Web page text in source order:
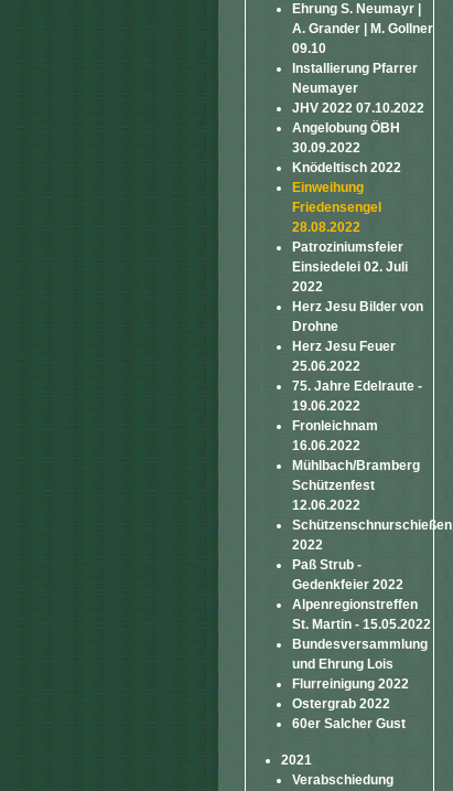
Ehrung S. Neumayr |
A. Grander | M. Gollner
09.10
Installierung Pfarrer
Neumayer
JHV 2022 07.10.2022
Angelobung ÖBH
30.09.2022
Knödeltisch 2022
Einweihung
Friedensengel
28.08.2022
Patroziniumsfeier
Einsiedelei 02. Juli
2022
Herz Jesu Bilder von
Drohne
Herz Jesu Feuer
25.06.2022
75. Jahre Edelraute -
19.06.2022
Fronleichnam
16.06.2022
Mühlbach/Bramberg
Schützenfest
12.06.2022
Schützenschnurschießen
2022
Paß Strub -
Gedenkfeier 2022
Alpenregionstreffen
St. Martin - 15.05.2022
Bundesversammlung
und Ehrung Lois
Flurreinigung 2022
Ostergrab 2022
60er Salcher Gust
2021
Verabschiedung